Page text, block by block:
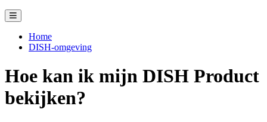
Home
DISH-omgeving
Hoe kan ik mijn DISH Product
bekijken?